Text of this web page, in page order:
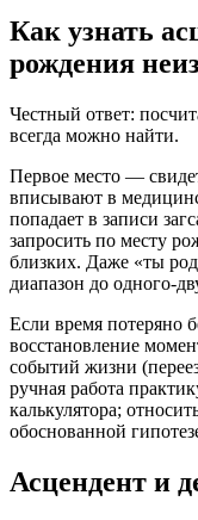
Как узнать
рождения
Честный ответ:
всегда можно найти.
Первое место —
вписывают в
попадает в записи
запросить по месту
близких. Даже «ты
диапазон до одного-
Если время потеряно
восстановление
событий жизни
ручная работа
калькулятора;
обоснованной
Асцендент и